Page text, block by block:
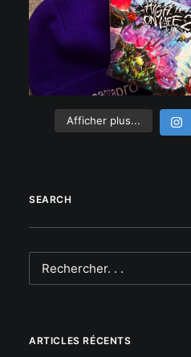
Afficher plus...
SEARCH
ARTICLES RÉCENTS